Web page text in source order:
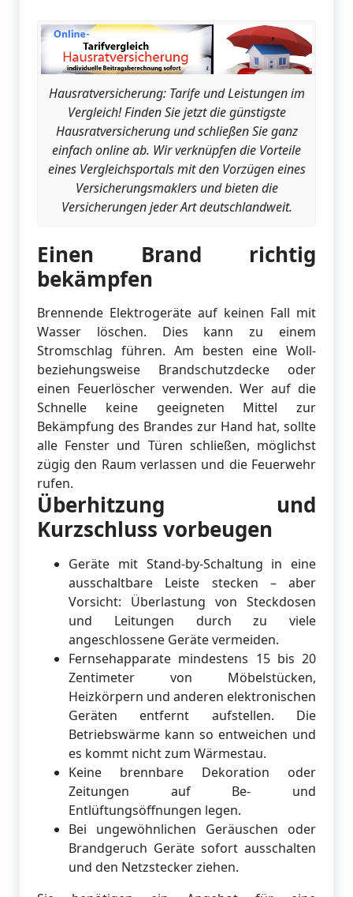
Hausratversicherung: Tarife und Leistungen im
Vergleich! Finden Sie jetzt die günstigste
Hausratversicherung und schließen Sie ganz
einfach online ab. Wir verknüpfen die Vorteile
eines Vergleichsportals mit den Vorzügen eines
Versicherungsmaklers und bieten die
Versicherungen jeder Art deutschlandweit.
Einen Brand richtig
bekämpfen
Brennende Elektrogeräte auf keinen Fall mit
Wasser löschen. Dies kann zu einem
Stromschlag führen. Am besten eine Woll-
beziehungsweise Brandschutzdecke oder
einen Feuerlöscher verwenden. Wer auf die
Schnelle keine geeigneten Mittel zur
Bekämpfung des Brandes zur Hand hat, sollte
alle Fenster und Türen schließen, möglichst
zügig den Raum verlassen und die Feuerwehr
rufen.
Überhitzung und
Kurzschluss vorbeugen
Geräte mit Stand-by-Schaltung in eine
ausschaltbare Leiste stecken – aber
Vorsicht: Überlastung von Steckdosen
und Leitungen durch zu viele
angeschlossene Geräte vermeiden.
Fernsehapparate mindestens 15 bis 20
Zentimeter von Möbelstücken,
Heizkörpern und anderen elektronischen
Geräten entfernt aufstellen. Die
Betriebswärme kann so entweichen und
es kommt nicht zum Wärmestau.
Keine brennbare Dekoration oder
Zeitungen auf Be- und
Entlüftungsöffnungen legen.
Bei ungewöhnlichen Geräuschen oder
Brandgeruch Geräte sofort ausschalten
und den Netzstecker ziehen.